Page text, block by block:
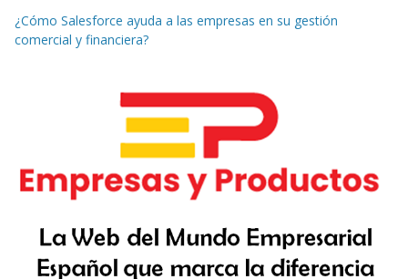
¿Cómo Salesforce ayuda a las empresas en su gestión
comercial y financiera?